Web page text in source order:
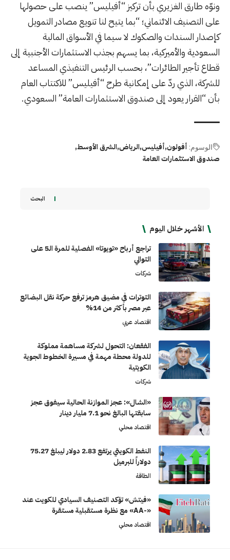
ونوّه طارق الغزيري بأن تركيز “أفيليس” ينصب على حصولها
على التصنيف الائتماني؛ “بما يتيح لنا تنويع مصادر التمويل
كإصدار السندات والصكوك لا سيما في الأسواق المالية
السعودية والأميركية، بما يسهم بجذب الاستثمارات الأجنبية إلى
قطاع تأجير الطائرات”، بحسب الرئيس التنفيذي المساعد
للشركة، الذي ردّ على إمكانية طرح “أفيليس” للاكتتاب العام
بأن “القرار يعود إلى صندوق الاستثمارات العامة” السعودي.
الوسوم: أفولون أفيليسالرياضالشرق الأوسط
صندوق الاستثمارات العامة
البحث
الأشهر خلال اليوم
تراجع أرباح «تويوتا» الفصلية للمرة الـ5 على
التوالي
شركات
التوترات في مضيق هرمز ترفع حركة نقل البضائع
عبر مصر بأكثر من 14%
اقتصاد عربي
الفقعان: التحول لشركة مساهمة مملوكة
للدولة محطة مهمة في مسيرة الخطوط الجوية
الكويتية
شركات
«الشال»: عجز الموازنة الحالية سيفوق عجز
سابقتها البالغ نحو 7.1 مليار دينار
اقتصاد محلي
النفط الكويتي يرتفع 2.83 دولار ليبلغ 75.27
دولاراً للبرميل
الطاقة
«فيتش» تؤكد التصنيف السيادي للكويت عند
«-AA» مع نظرة مستقبلية مستقرة
اقتصاد محلي